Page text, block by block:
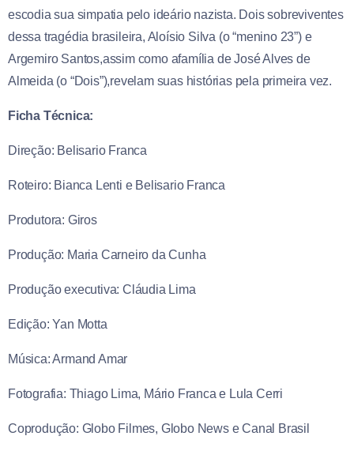
escodia sua simpatia pelo ideário nazista. Dois sobreviventes
dessa tragédia brasileira, Aloísio Silva (o “menino 23”) e
Argemiro Santos,assim como afamília de José Alves de
Almeida (o “Dois”),revelam suas histórias pela primeira vez.
Ficha Técnica:
Direção: Belisario Franca
Roteiro: Bianca Lenti e Belisario Franca
Produtora: Giros
Produção: Maria Carneiro da Cunha
Produção executiva: Cláudia Lima
Edição: Yan Motta
Música: Armand Amar
Fotografia: Thiago Lima, Mário Franca e Lula Cerri
Coprodução: Globo Filmes, Globo News e Canal Brasil